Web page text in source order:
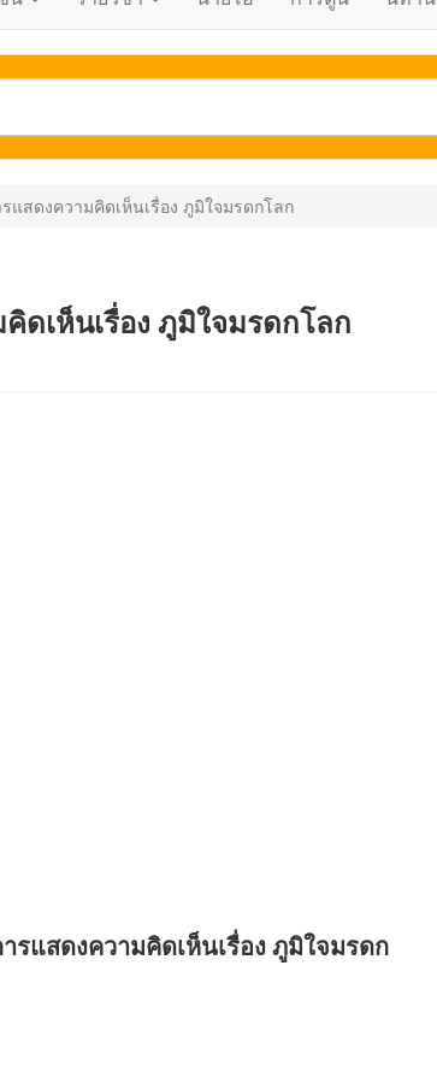
แสดงความคิดเห็นเรื่อง ภูมิใจมรดกโลก
ดเห็นเรื่อง ภูมิใจมรดกโลก
รแสดงความคิดเห็นเรื่อง ภูมิใจมรดก